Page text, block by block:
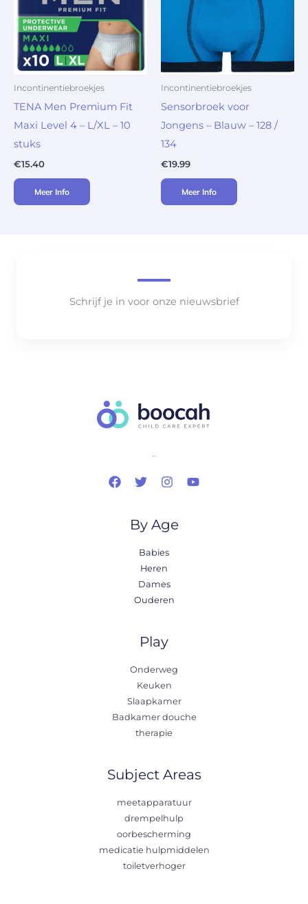
Incontinentiebroekjes
TENA Men Premium Fit
Maxi Level 4 – L/XL – 10
stuks
€15.40
Meer Info
Incontinentiebroekjes
Sensorbroek voor
Jongens – Blauw – 128 /
134
€19.99
Meer Info
Schrijf je in voor onze nieuwsbrief
..
By Age
Babies
Heren
Dames
Ouderen
Play
Onderweg
Keuken
Slaapkamer
Badkamer douche
therapie
Subject Areas
meetapparatuur
drempelhulp
oorbescherming
medicatie hulpmiddelen
toiletverhoger